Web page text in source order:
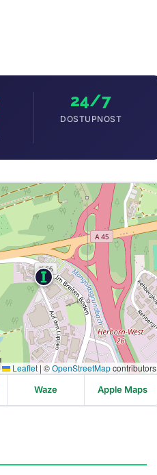
24/7
DOSTUPNOST
Leaflet | ©OpenStreetMapcontributors
Waze Apple Maps